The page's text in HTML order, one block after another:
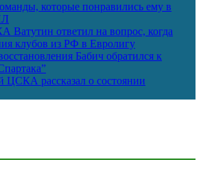
которые понравились ему в
Ватутин ответил на вопрос, когда
клубов из РФ в Евролигу
Бабич обратился к
ЦСКА рассказал о состоянии